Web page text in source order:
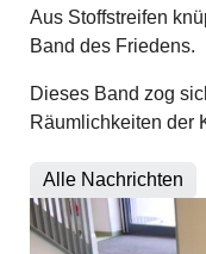
Aus Stoffstreifen
Band des Friedens.
Dieses Band zog
Räumlichkeiten der
Alle Nachrichten